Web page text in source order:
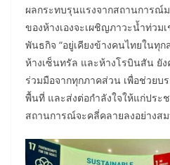
ผลกระทบรุนแรงจากสถานการณ์
ของห้างเองจะเผชิญภาวะน้ำท่วม
พันธกิจ “อยู่เคียงข้างคนไทยในทุ
ห้างเซ็นทรัล และห้างโรบินสัน ยั
ร่วมมือจากทุกภาคส่วน เพื่อช่วยบ
พื้นที่ และส่งต่อกำลังใจให้แก่ปร
สถานการณ์จะคลี่คลายลงอย่างส